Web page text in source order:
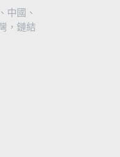
中國、
，鏈結